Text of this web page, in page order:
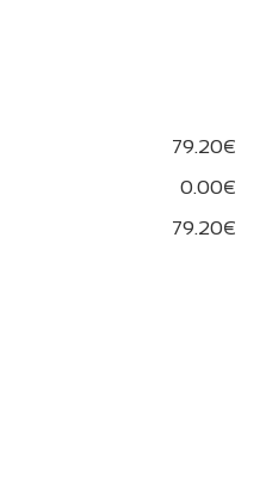
79.20€
0.00€
79.20€